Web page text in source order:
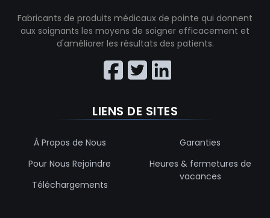
Fabricants de produits médicaux de pointe qui donnent
aux soignants les moyens de soigner efficacement et
d'améliorer les résultats des patients.
LIENS DE SITES
À Propos de Nous
Pour Nous Rejoindre
Téléchargements
Garanties
Heures & fermetures de
vacances